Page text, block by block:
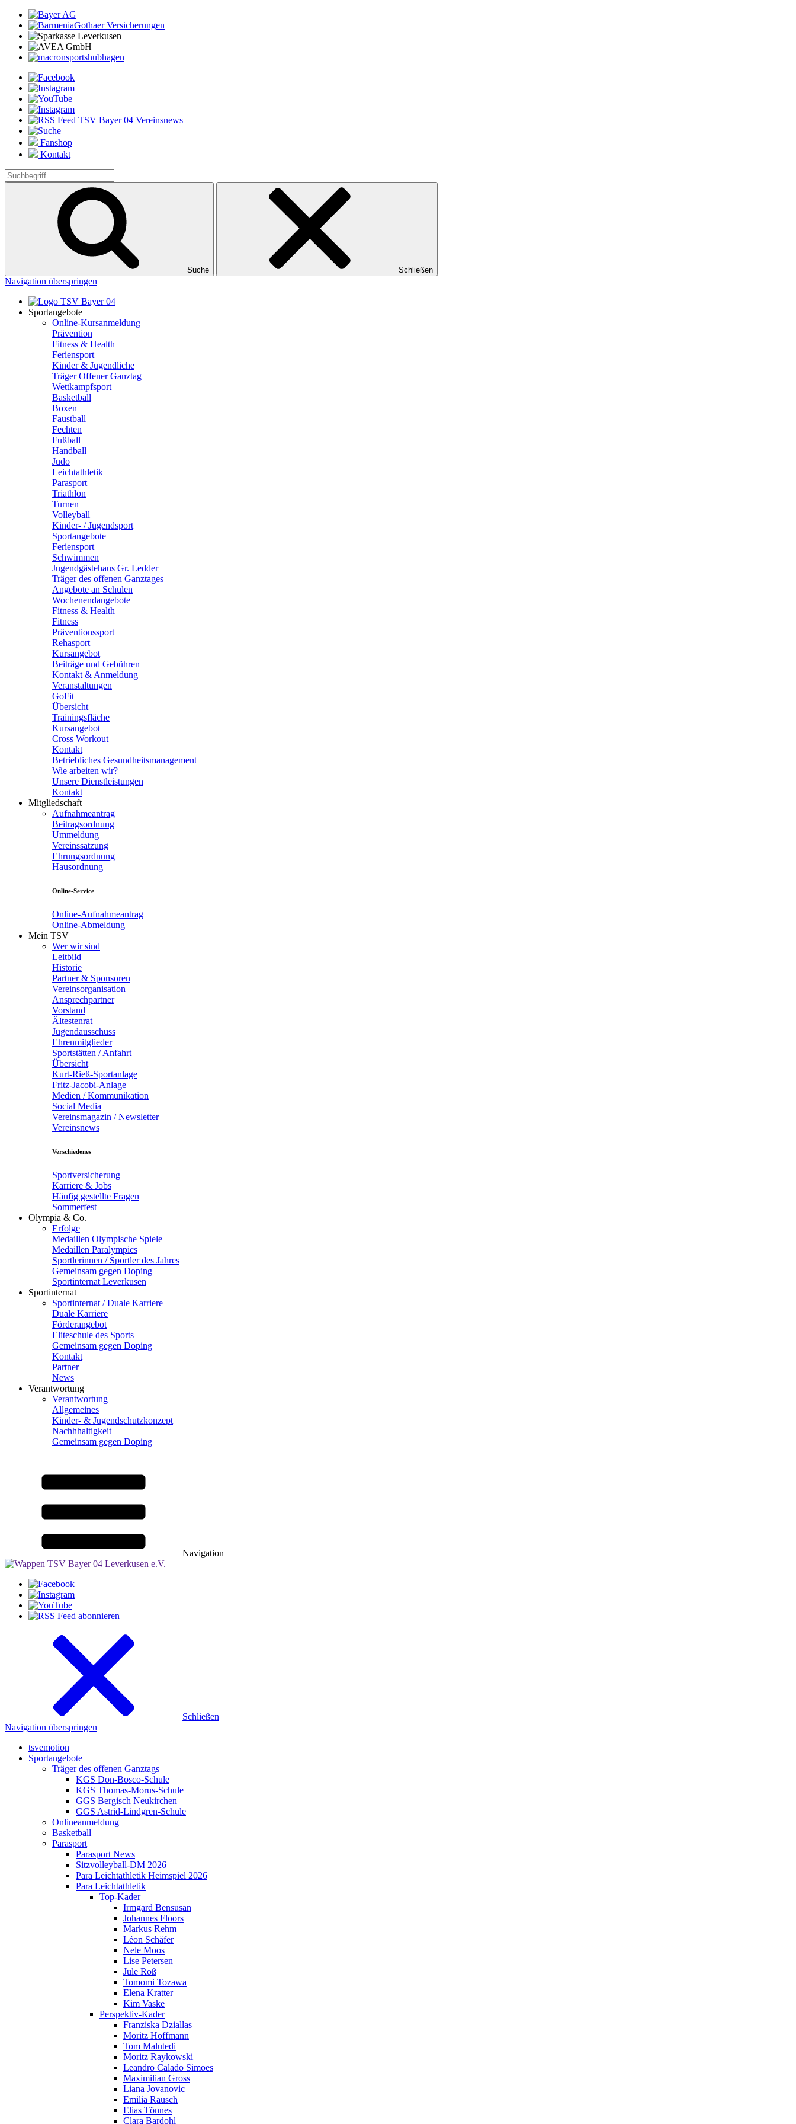
Fanshop
Kontakt
Suche Schließen
Navigation überspringen
Sportangebote
Online-Kursanmeldung
Prävention
Fitness & Health
Feriensport
Kinder & Jugendliche
Träger Offener Ganztag
Wettkampfsport
Basketball
Boxen
Faustball
Fechten
Fußball
Handball
Judo
Leichtathletik
Parasport
Triathlon
Turnen
Volleyball
Kinder- / Jugendsport
Sportangebote
Feriensport
Schwimmen
Jugendgästehaus Gr. Ledder
Träger des offenen Ganztages
Angebote an Schulen
Wochenendangebote
Fitness & Health
Fitness
Präventionssport
Rehasport
Kursangebot
Beiträge und Gebühren
Kontakt & Anmeldung
Veranstaltungen
GoFit
Übersicht
Trainingsfläche
Kursangebot
Cross Workout
Kontakt
Betriebliches Gesundheitsmanagement
Wie arbeiten wir?
Unsere Dienstleistungen
Kontakt
Mitgliedschaft
Aufnahmeantrag
Beitragsordnung
Ummeldung
Vereinssatzung
Ehrungsordnung
Hausordnung
Online-Service
Online-Aufnahmeantrag
Online-Abmeldung
Mein TSV
Wer wir sind
Leitbild
Historie
Partner & Sponsoren
Vereinsorganisation
Ansprechpartner
Vorstand
Ältestenrat
Jugendausschuss
Ehrenmitglieder
Sportstätten / Anfahrt
Übersicht
Kurt-Rieß-Sportanlage
Fritz-Jacobi-Anlage
Medien / Kommunikation
Social Media
Vereinsmagazin / Newsletter
Vereinsnews
Verschiedenes
Sportversicherung
Karriere & Jobs
Häufig gestellte Fragen
Sommerfest
Olympia & Co.
Erfolge
Medaillen Olympische Spiele
Medaillen Paralympics
Sportlerinnen / Sportler des Jahres
Gemeinsam gegen Doping
Sportinternat Leverkusen
Sportinternat
Sportinternat / Duale Karriere
Duale Karriere
Förderangebot
Eliteschule des Sports
Gemeinsam gegen Doping
Kontakt
Partner
News
Verantwortung
Verantwortung
Allgemeines
Kinder- & Jugendschutzkonzept
Nachhhaltigkeit
Gemeinsam gegen Doping
Navigation
Schließen
Navigation überspringen
tsvemotion
Sportangebote
Träger des offenen Ganztags
KGS Don-Bosco-Schule
KGS Thomas-Morus-Schule
GGS Bergisch Neukirchen
GGS Astrid-Lindgren-Schule
Onlineanmeldung
Basketball
Parasport
Parasport News
Sitzvolleyball-DM 2026
Para Leichtathletik Heimspiel 2026
Para Leichtathletik
Top-Kader
Irmgard Bensusan
Johannes Floors
Markus Rehm
Léon Schäfer
Nele Moos
Lise Petersen
Jule Roß
Tomomi Tozawa
Elena Kratter
Kim Vaske
Perspektiv-Kader
Franziska Dziallas
Moritz Hoffmann
Tom Malutedi
Moritz Raykowski
Leandro Calado Simoes
Maximilian Gross
Liana Jovanovic
Emilia Rausch
Elias Tönnes
Clara Bardohl